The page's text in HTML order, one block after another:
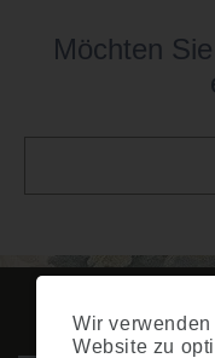
Möchten
Wir
Website zu